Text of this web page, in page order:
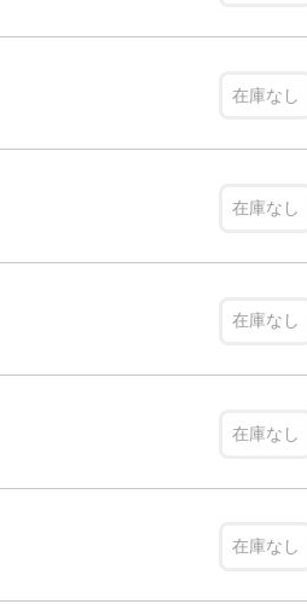
在庫なし
在庫なし
在庫なし
在庫なし
在庫なし